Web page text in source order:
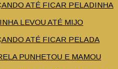
ATÉ FICAR PELADINHA
LEVOU ATÉ MIJO
ATÉ FICAR PELADA
PUNHETOU E MAMOU